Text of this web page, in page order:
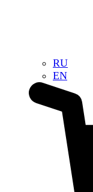
RU
EN